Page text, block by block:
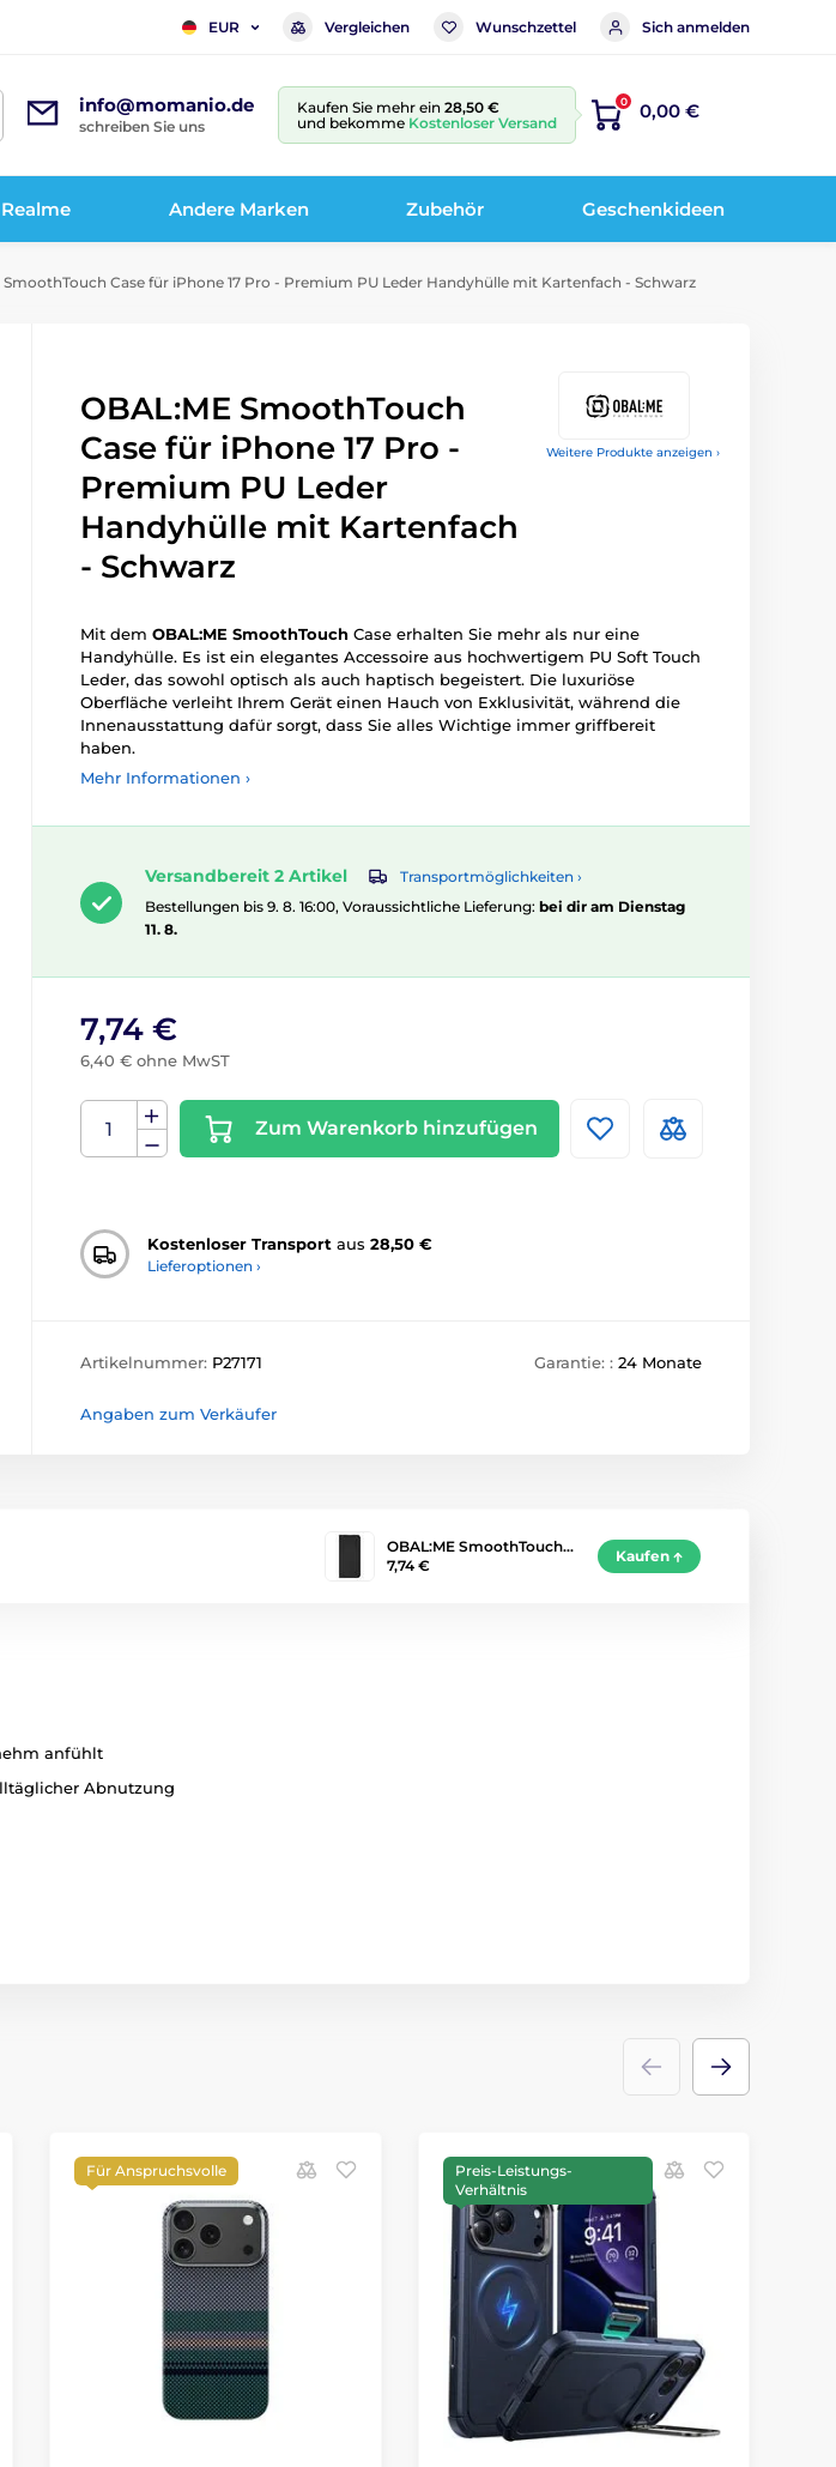
EUR Vergleichen Wunschzettel Sich anmelden
info@momanio.de
schreiben Sie uns
Kaufen Sie mehr ein 28,50 €
und bekomme Kostenloser Versand
0 0,00 €
Realme Andere Marken Zubehör Geschenkideen
SmoothTouch Case für iPhone 17 Pro - Premium PU Leder Handyhülle mit Kartenfach - Schwarz
Weitere Produkte anzeigen ›
OBAL:ME SmoothTouch
Case für iPhone 17 Pro -
Premium PU Leder
Handyhülle mit Kartenfach
- Schwarz
Mit dem OBAL:ME SmoothTouch Case erhalten Sie mehr als nur eine
Handyhülle. Es ist ein elegantes Accessoire aus hochwertigem PU Soft Touch
Leder, das sowohl optisch als auch haptisch begeistert. Die luxuriöse
Oberfläche verleiht Ihrem Gerät einen Hauch von Exklusivität, während die
Innenausstattung dafür sorgt, dass Sie alles Wichtige immer griffbereit
haben.
Mehr Informationen ›
Versandbereit 2 Artikel
Transportmöglichkeiten ›
Bestellungen bis 9. 8. 16:00, Voraussichtliche Lieferung: bei dir am Dienstag
11. 8.
7,74 €
6,40 € ohne MwST
Zum Warenkorb hinzufügen
Kostenloser Transport aus 28,50 €
Lieferoptionen ›
Artikelnummer: P27171 Garantie: : 24 Monate
Angaben zum Verkäufer
OBAL:ME SmoothTouch…
7,74 €
Kaufen
anfühlt
Abnutzung
Für Anspruchsvolle
Preis-Leistungs-
Verhältnis